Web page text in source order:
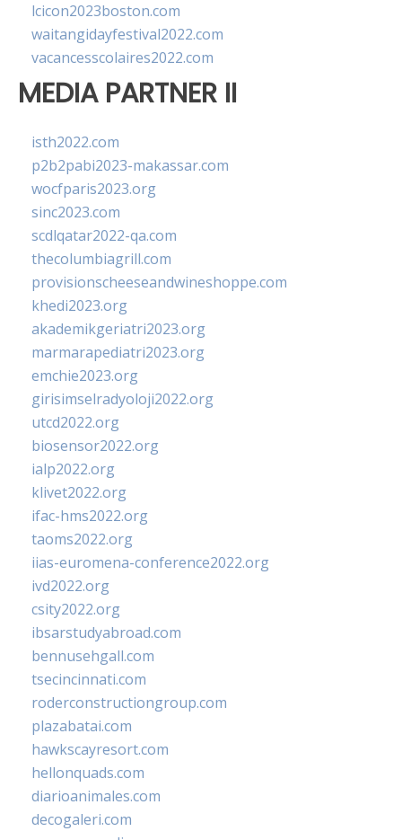
lcicon2023boston.com
waitangidayfestival2022.com
vacancesscolaires2022.com
MEDIA PARTNER II
isth2022.com
p2b2pabi2023-makassar.com
wocfparis2023.org
sinc2023.com
scdlqatar2022-qa.com
thecolumbiagrill.com
provisionscheeseandwineshoppe.com
khedi2023.org
akademikgeriatri2023.org
marmarapediatri2023.org
emchie2023.org
girisimselradyoloji2022.org
utcd2022.org
biosensor2022.org
ialp2022.org
klivet2022.org
ifac-hms2022.org
taoms2022.org
iias-euromena-conference2022.org
ivd2022.org
csity2022.org
ibsarstudyabroad.com
bennusehgall.com
tsecincinnati.com
roderconstructiongroup.com
plazabatai.com
hawkscayresort.com
hellonquads.com
diarioanimales.com
decogaleri.com